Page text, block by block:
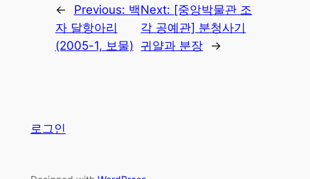
← Previous: 백
자 달항아리
(2005-1, 보물)
Next: [중앙박물관 조
각 공예관] 분청사기
귀얄과 분장
→
로그인